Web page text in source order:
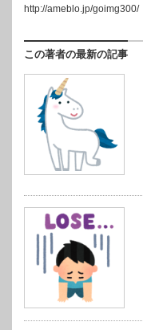
http://ameblo.jp/goimg300/
この著者の最新の記事